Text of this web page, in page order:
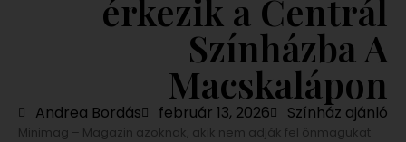
érkezik a Centrál
Színházba A
Macskalápon
Andrea Bordás február 13, 2026 Színház ajánló
Minimag – Magazin azoknak, akik nem adják fel önmagukat